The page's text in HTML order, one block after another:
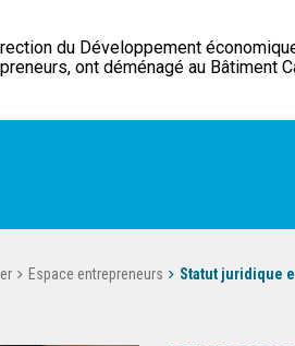
du Développement
ont déménagé au Bâtiment
Espace entrepreneurs Statut juridique